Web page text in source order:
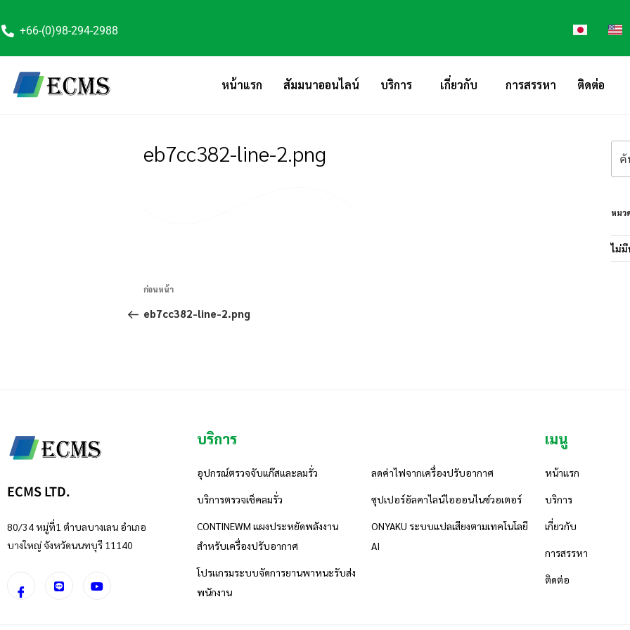
+66-(0)98-294-2988
หน้าแรก สัมมนาออนไลน์ บริการ เกี่ยวกับ การสรรหา ติดต่อ
eb7cc382-line-2.png
ก่อนหน้า
eb7cc382-line-2.png
หมว
ไม่
ECMS LTD.
80/34 หมู่ที่1 ตำบลบางเลน อำเภอ
บางใหญ่ จังหวัดนนทบุรี 11140
บริการ
อุปกรณ์ตรวจจับแก๊สและลมรั่ว
บริการตรวจเช็คลมรั่ว
CONTINEWM แผงประหยัดพลังงาน
สำหรับเครื่องปรับอากาศ
โปรแกรมระบบจัดการยานพาหนะรับส่ง
พนักงาน
ลดค่าไฟจากเครื่องปรับอากาศ
ซุปเปอร์อัลคาไลน์ไอออนไนซ์วอเตอร์
ONYAKU ระบบแปลเสียงตามเทคโนโลยี
AI
เมนู
หน้าแรก
บริการ
เกี่ยวกับ
การสรรหา
ติดต่อ